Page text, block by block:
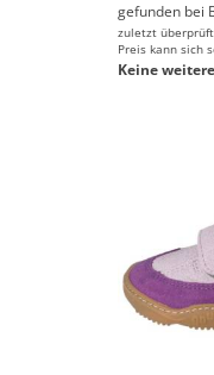
gefunden bei
zuletzt
Preis kann sich
Keine